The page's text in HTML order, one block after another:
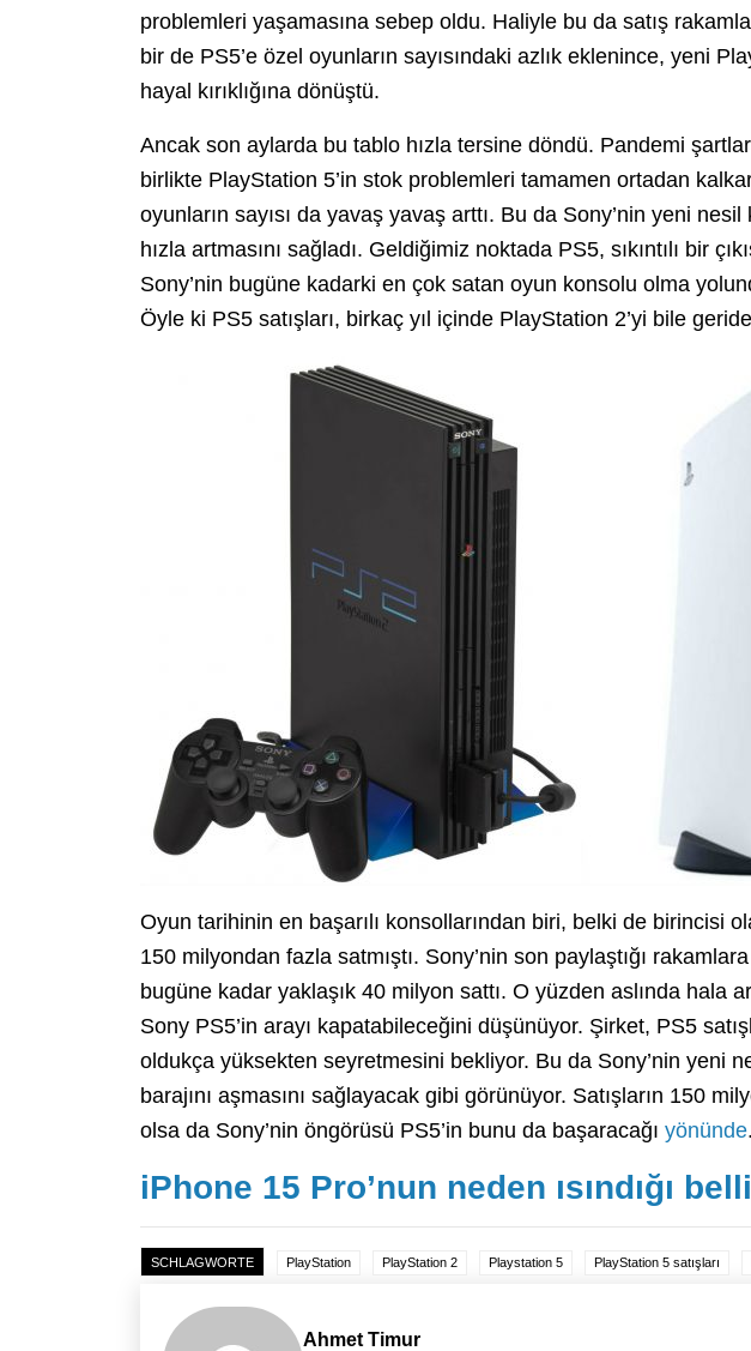
problemleri yaşamasına sebep oldu. Haliyle bu da satış
bir de PS5’e özel oyunların sayısındaki azlık eklenince, yeni
hayal kırıklığına dönüştü.
Ancak son aylarda bu tablo hızla tersine döndü. Pandemi
birlikte PlayStation 5’in stok problemleri tamamen ortadan
oyunların sayısı da yavaş yavaş arttı. Bu da Sony’nin yeni nesil
hızla artmasını sağladı. Geldiğimiz noktada PS5, sıkıntılı bir
Sony’nin bugüne kadarki en çok satan oyun konsolu olma
Öyle ki PS5 satışları, birkaç yıl içinde PlayStation 2’yi bile
Oyun tarihinin en başarılı konsollarından biri, belki de birincisi
150 milyondan fazla satmıştı. Sony’nin son paylaştığı
bugüne kadar yaklaşık 40 milyon sattı. O yüzden aslında hala
Sony PS5’in arayı kapatabileceğini düşünüyor. Şirket, PS5
oldukça yüksekten seyretmesini bekliyor. Bu da Sony’nin yeni
barajını aşmasını sağlayacak gibi görünüyor. Satışların 150
olsa da Sony’nin öngörüsü PS5’in bunu da başaracağı yönünde.
iPhone 15 Pro’nun neden ısındığı
SCHLAGWORTE PlayStation PlayStation 2 Playstation 5 PlayStation 5 satışları
Ahmet Timur